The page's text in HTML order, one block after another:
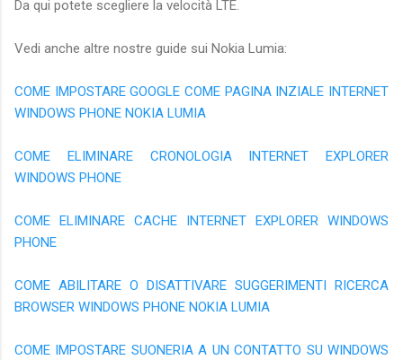
Da qui potete scegliere la velocità LTE.
Vedi anche altre nostre guide sui Nokia Lumia:
COME IMPOSTARE GOOGLE COME PAGINA INZIALE INTERNET
WINDOWS PHONE NOKIA LUMIA
COME ELIMINARE CRONOLOGIA INTERNET EXPLORER
WINDOWS PHONE
COME ELIMINARE CACHE INTERNET EXPLORER WINDOWS
PHONE
COME ABILITARE O DISATTIVARE SUGGERIMENTI RICERCA
BROWSER WINDOWS PHONE NOKIA LUMIA
COME IMPOSTARE SUONERIA A UN CONTATTO SU WINDOWS